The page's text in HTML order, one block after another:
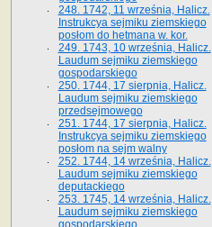
248. 1742, 11 września, Halicz.
Instrukcya sejmiku ziemskiego
posłom do hetmana w. kor.
249. 1743, 10 września, Halicz.
Laudum sejmiku ziemskiego
gospodarskiego
250. 1744, 17 sierpnia, Halicz.
Laudum sejmiku ziemskiego
przedsejmowego
251. 1744, 17 sierpnia, Halicz.
Instrukcya sejmiku ziemskiego
posłom na sejm walny
252. 1744, 14 września, Halicz.
Laudum sejmiku ziemskiego
deputackiego
253. 1745, 14 września, Halicz.
Laudum sejmiku ziemskiego
gospodarskiego